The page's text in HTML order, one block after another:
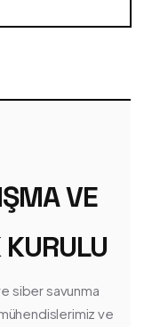
VE
siber savunma
ve